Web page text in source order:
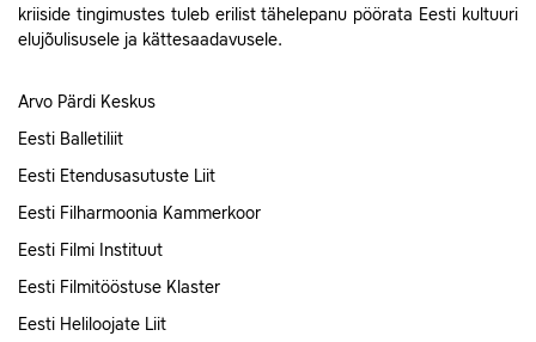
kriiside tingimustes tuleb erilist tähelepanu pöörata Eesti kultuuri
elujõulisusele ja kättesaadavusele.
Arvo Pärdi Keskus
Eesti Balletiliit
Eesti Etendusasutuste Liit
Eesti Filharmoonia Kammerkoor
Eesti Filmi Instituut
Eesti Filmitööstuse Klaster
Eesti Heliloojate Liit